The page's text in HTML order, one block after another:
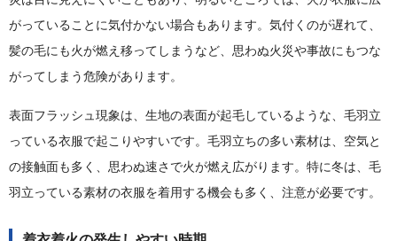
がっていることに気付かない場合もあります。気付くのが遅れて、
髪の毛にも火が燃え移ってしまうなど、思わぬ火災や事故にもつな
がってしまう危険があります。
表面フラッシュ現象は、生地の表面が起毛しているような、毛羽立
っている衣服で起こりやすいです。毛羽立ちの多い素材は、空気と
の接触面も多く、思わぬ速さで火が燃え広がります。特に冬は、毛
羽立っている素材の衣服を着用する機会も多く、注意が必要です。